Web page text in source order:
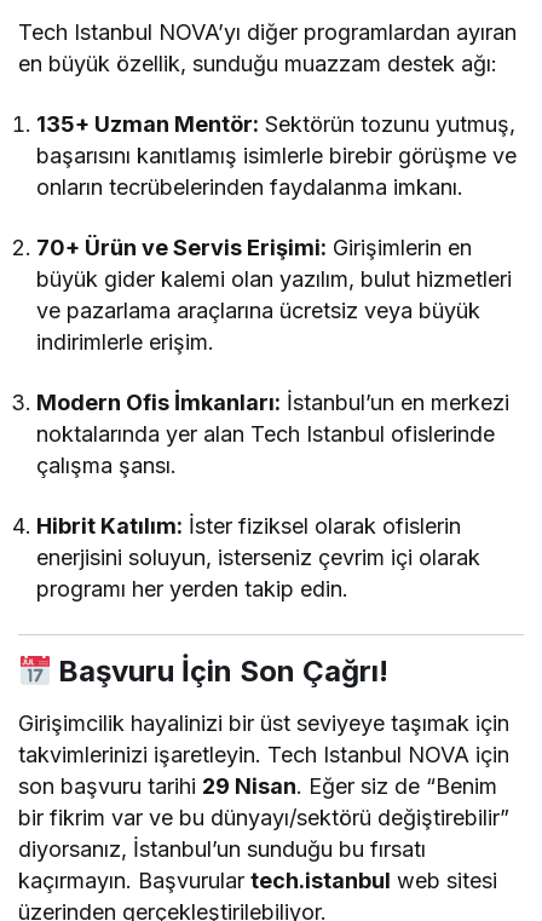
Tech Istanbul NOVA’yı diğer programlardan ayıran
en büyük özellik, sunduğu muazzam destek ağı:
135+ Uzman Mentör: Sektörün tozunu yutmuş,
başarısını kanıtlamış isimlerle birebir görüşme ve
onların tecrübelerinden faydalanma imkanı.
70+ Ürün ve Servis Erişimi: Girişimlerin en
büyük gider kalemi olan yazılım, bulut hizmetleri
ve pazarlama araçlarına ücretsiz veya büyük
indirimlerle erişim.
Modern Ofis İmkanları: İstanbul’un en merkezi
noktalarında yer alan Tech Istanbul ofislerinde
çalışma şansı.
Hibrit Katılım: İster fiziksel olarak ofislerin
enerjisini soluyun, isterseniz çevrim içi olarak
programı her yerden takip edin.
Başvuru İçin Son Çağrı!
Girişimcilik hayalinizi bir üst seviyeye taşımak için
takvimlerinizi işaretleyin. Tech Istanbul NOVA için
son başvuru tarihi 29 Nisan. Eğer siz de “Benim
bir fikrim var ve bu dünyayı/sektörü değiştirebilir”
diyorsanız, İstanbul’un sunduğu bu fırsatı
kaçırmayın. Başvurulartech.istanbul web sitesi
üzerinden gerçekleştirilebiliyor.